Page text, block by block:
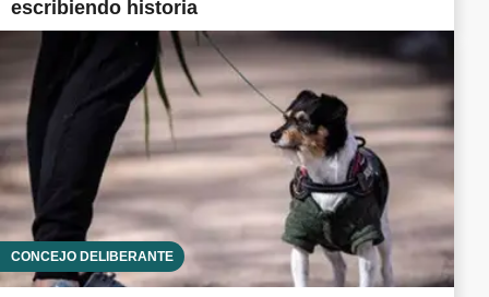
escribiendo historia
CONCEJO DELIBERANTE